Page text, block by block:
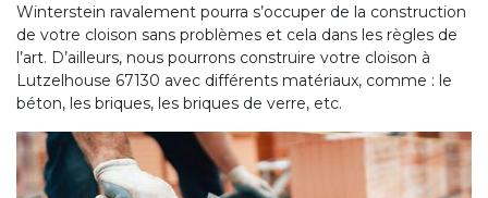
Winterstein ravalement pourra s’occuper de la construction
de votre cloison sans problèmes et cela dans les règles de
l’art. D’ailleurs, nous pourrons construire votre cloison à
Lutzelhouse 67130 avec différents matériaux, comme : le
béton, les briques, les briques de verre, etc.